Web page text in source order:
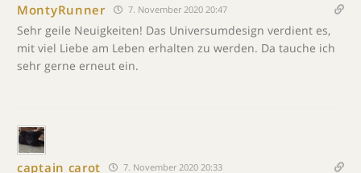
MontyRunner 7. November 2020 20:47
Sehr geile Neuigkeiten! Das Universumdesign verdient es,
mit viel Liebe am Leben erhalten zu werden. Da tauche ich
sehr gerne erneut ein.
captain carot 7. November 2020 20:33